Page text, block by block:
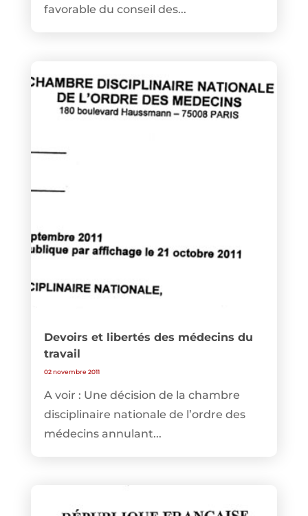
favorable du conseil des...
Devoirs et libertés des médecins du
travail
02 novembre 2011
A voir : Une décision de la chambre
disciplinaire nationale de l’ordre des
médecins annulant...